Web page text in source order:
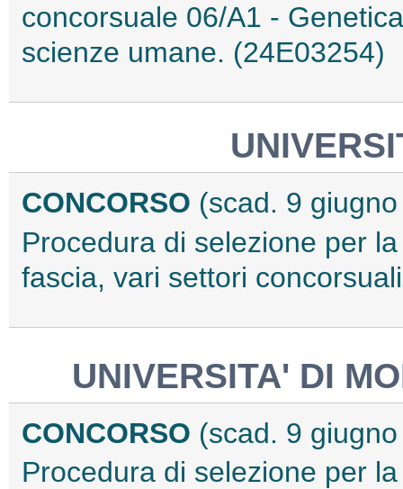
concorsuale 06/A1 -
scienze umane. (24E03254)
CONCORSO (scad. 9
Procedura di selezione per
fascia, vari settori
UNIVERSITA' DI
CONCORSO (scad. 9
Procedura di selezione per